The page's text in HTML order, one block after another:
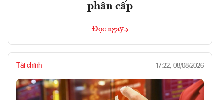
phân cấp
Đọc ngay
Tài chính 17:22, 08/08/2026